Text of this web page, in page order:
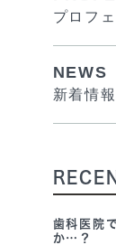
プロフ
NEWS
新着情報
歯科医院
か…？